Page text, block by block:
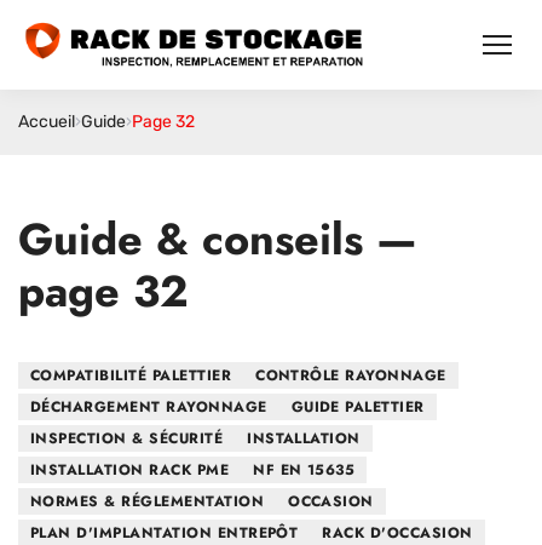
Accueil›Guide›Page 32
Guide & conseils —
page 32
COMPATIBILITÉ PALETTIER
CONTRÔLE RAYONNAGE
DÉCHARGEMENT RAYONNAGE
GUIDE PALETTIER
INSPECTION & SÉCURITÉ
INSTALLATION
INSTALLATION RACK PME
NF EN 15635
NORMES & RÉGLEMENTATION
OCCASION
PLAN D'IMPLANTATION ENTREPÔT
RACK D'OCCASION